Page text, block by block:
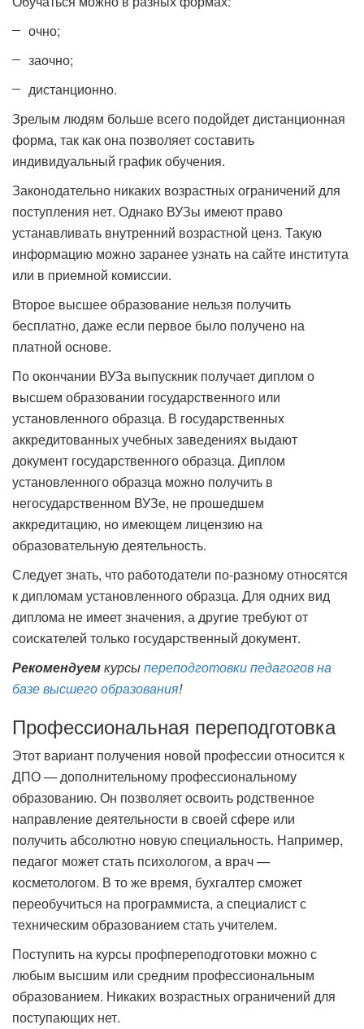
очно;
заочно;
дистанционно.
Зрелым людям больше всего подойдет дистанционная
форма, так как она позволяет составить
индивидуальный график обучения.
Законодательно никаких возрастных ограничений для
поступления нет. Однако ВУЗы имеют право
устанавливать внутренний возрастной ценз. Такую
информацию можно заранее узнать на сайте института
или в приемной комиссии.
Второе высшее образование нельзя получить
бесплатно, даже если первое было получено на
платной основе.
По окончании ВУЗа выпускник получает диплом о
высшем образовании государственного или
установленного образца. В государственных
аккредитованных учебных заведениях выдают
документ государственного образца. Диплом
установленного образца можно получить в
негосударственном ВУЗе, не прошедшем
аккредитацию, но имеющем лицензию на
образовательную деятельность.
Следует знать, что работодатели по-разному относятся
к дипломам установленного образца. Для одних вид
диплома не имеет значения, а другие требуют от
соискателей только государственный документ.
Рекомендуемкурсыпереподготовки педагогов на
базе высшего образования!
Профессиональная переподготовка
Этот вариант получения новой профессии относится к
ДПО — дополнительному профессиональному
образованию. Он позволяет освоить родственное
направление деятельности в своей сфере или
получить абсолютно новую специальность. Например,
педагог может стать психологом, а врач —
косметологом. В то же время, бухгалтер сможет
переобучиться на программиста, а специалист с
техническим образованием стать учителем.
Поступить на курсы профпереподготовки можно с
любым высшим или средним профессиональным
образованием. Никаких возрастных ограничений для
поступающих нет.